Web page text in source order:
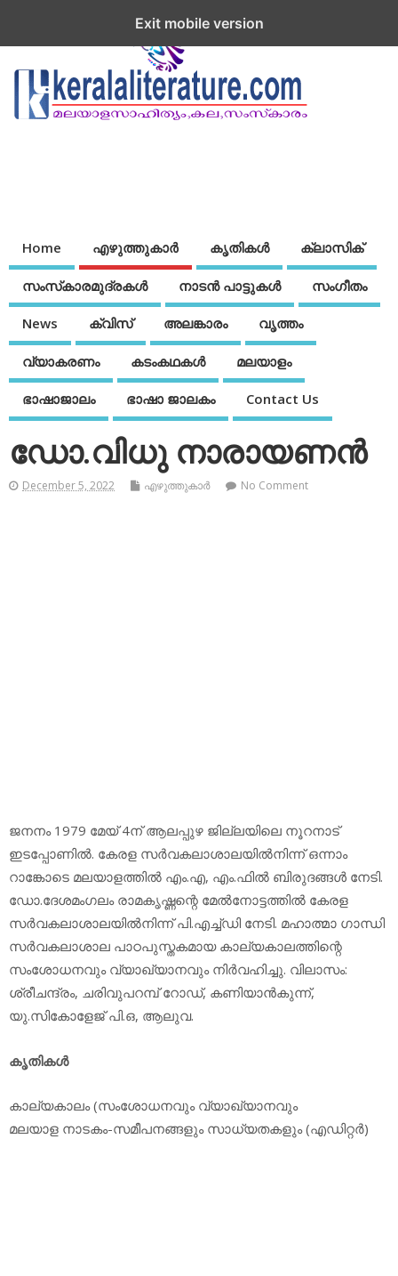
Home എഴുത്തുകാര്‍ കൃതികൾ ക്ലാസിക്
സംസ്‌കാരമുദ്രകള്‍ നാടന്‍ പാട്ടുകള്‍ സംഗീതം
News ക്വിസ് അലങ്കാരം വൃത്തം
വ്യാകരണം കടംകഥകള്‍ മലയാളം
ഭാഷാജാലം ഭാഷാ ജാലകം Contact Us
ഡോ.വിധു നാരായണന്‍
December 5, 2022 എഴുത്തുകാര്‍ No Comment
ജനനം 1979 മേയ് 4ന് ആലപ്പുഴ ജില്ലയിലെ നൂറനാട്
ഇടപ്പോണില്‍. കേരള സര്‍വകലാശാലയില്‍നിന്ന് ഒന്നാം
റാങ്കോടെ മലയാളത്തില്‍ എം.എ, എം.ഫില്‍ ബിരുദങ്ങള്‍ നേടി.
ഡോ.ദേശമംഗലം രാമകൃഷ്ണന്റെ മേല്‍നോട്ടത്തില്‍ കേരള
സര്‍വകലാശാലയില്‍നിന്ന് പി.എച്ച്ഡി നേടി. മഹാത്മാ ഗാന്ധി
സര്‍വകലാശാല പാഠപുസ്തകമായ കാല്യകാലത്തിന്റെ
സംശോധനവും വ്യാഖ്യാനവും നിര്‍വഹിച്ചു. വിലാസം:
ശ്രീചന്ദ്രം, ചരിവുപറമ്പ് റോഡ്, കണിയാന്‍കുന്ന്,
യു.സികോളേജ് പി.ഒ, ആലുവ.
കൃതികള്‍
കാല്യകാലം (സംശോധനവും വ്യാഖ്യാനവും
മലയാള നാടകം-സമീപനങ്ങളും സാധ്യതകളും (എഡിറ്റര്‍)
Exit mobile version